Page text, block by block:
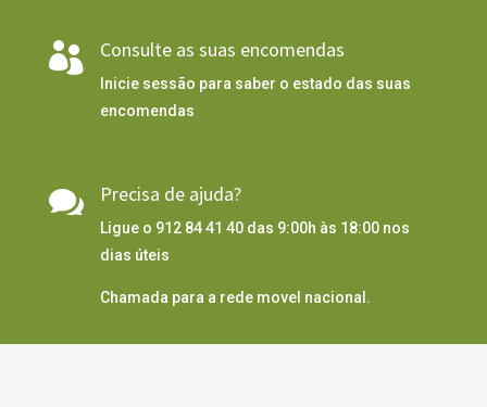
 Consulte as suas encomendas
Inicie sessão para saber o estado das suas
encomendas
 Precisa de ajuda?
Ligue o 912 84 41 40 das 9:00h às 18:00 nos
dias úteis
Chamada para a rede movel nacional.